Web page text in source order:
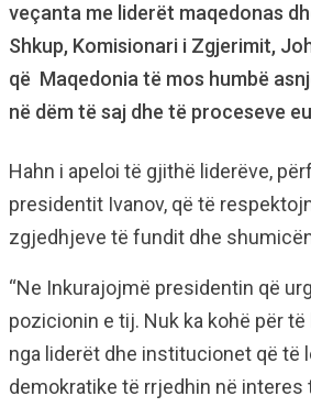
veçanta me liderët maqedonas
Shkup, Komisionari i Zgjerimit,
që Maqedonia të mos humbë
në dëm të saj dhe të proceseve
Hahn i apeloi të gjithë liderëve,
presidentit Ivanov, që të
zgjedhjeve të fundit dhe
“Ne Inkurajojmë presidentin që
pozicionin e tij. Nuk ka kohë për
nga liderët dhe institucionet që të
demokratike të rrjedhin në interes